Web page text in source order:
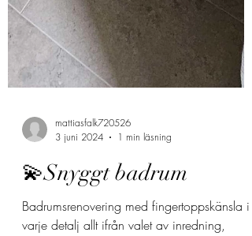
3 juni 2024
1 min läsning
💫Snyggt badrum